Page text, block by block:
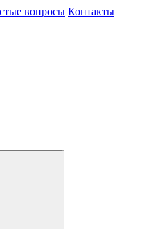
вопросы Контакты